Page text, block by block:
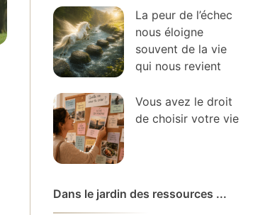
La peur de l’échec
nous éloigne
souvent de la vie
qui nous revient
Vous avez le droit
de choisir votre vie
Dans le jardin des ressources ...